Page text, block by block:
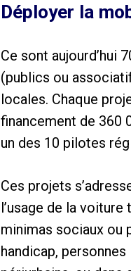
Déployer la
Ce sont aujourd’hui
(publics ou
locales. Chaque
financement de 360
un des 10 pilotes
Ces projets
l’usage de la
minimas sociaux ou
handicap,